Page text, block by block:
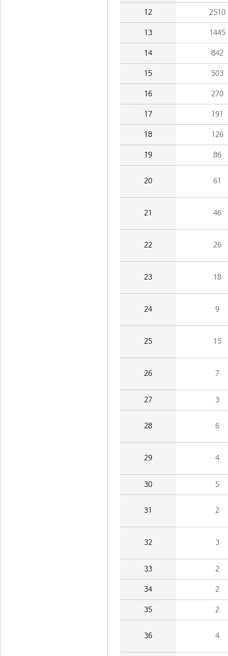
12 2510
13 1445
14 842
15 503
16 270
17 191
18 126
19 86
20 61
21 46
22 26
23 18
24 9
25 15
26 7
27 3
28 6
29 4
30 5
31 2
32 3
33 2
34 2
35 2
36 4